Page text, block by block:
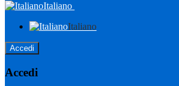
Italiano
Italiano
Accedi
Accedi